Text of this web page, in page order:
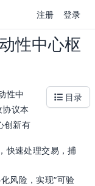
注册 登录
性中心枢
目录
性中
议本
创新有
快速处理交易，捕
风险，实现“可验